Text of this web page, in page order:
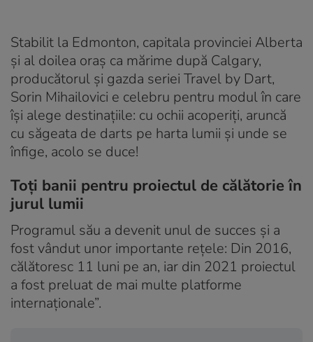
Stabilit la Edmonton, capitala provinciei Alberta
și al doilea oraș ca mărime după Calgary,
producătorul și gazda seriei Travel by Dart,
Sorin Mihailovici e celebru pentru modul în care
își alege destinațiile: cu ochii acoperiți, aruncă
cu săgeata de darts pe harta lumii și unde se
înfige, acolo se duce!
Toți banii pentru proiectul de călătorie în
jurul lumii
Programul său a devenit unul de succes și a
fost vândut unor importante rețele: Din 2016,
călătoresc 11 luni pe an, iar din 2021 proiectul
a fost preluat de mai multe platforme
internaționale”.